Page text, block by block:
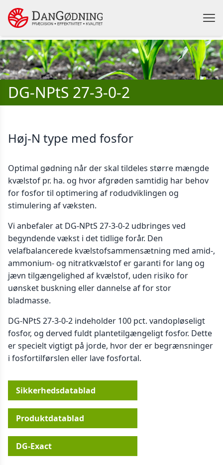
DG-NPtS 27-3-0-2
Høj-N type med fosfor
Optimal gødning når der skal tildeles større mængde
kvælstof pr. ha. og hvor afgrøden samtidig har behov
for fosfor til optimering af rodudviklingen og
stimulering af væksten.
Vi anbefaler at DG-NPtS 27-3-0-2 udbringes ved
begyndende vækst i det tidlige forår. Den
velafbalancerede kvælstofsammensætning med amid-,
ammonium- og nitratkvælstof er garanti for lang og
jævn tilgængelighed af kvælstof, uden risiko for
uønsket buskning eller dannelse af for stor
bladmasse.
DG-NPtS 27-3-0-2 indeholder 100 pct. vandopløseligt
fosfor, og derved fuldt plantetilgængeligt fosfor. Dette
er specielt vigtigt på jorde, hvor der er begrænsninger
i fosfortilførslen eller lave fosfortal.
Sikkerhedsdatablad
Produktdatablad
DG-Exact